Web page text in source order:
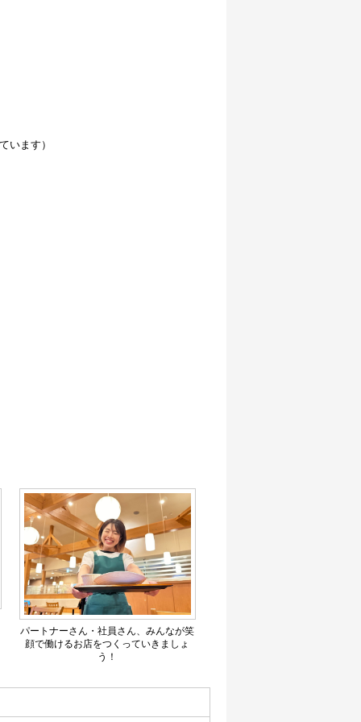
います）
パートナーさん・社員さん、みんなが笑
顔で働けるお店をつくっていきましょ
う！